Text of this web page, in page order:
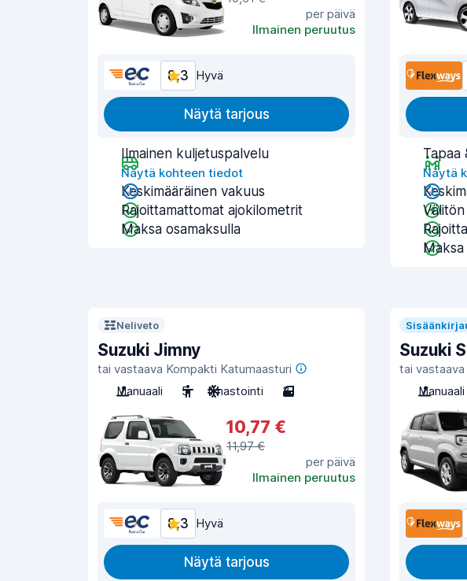
per päivä
Ilmainen peruutus
8,3 Hyvä
Näytä tarjous
Ilmainen kuljetuspalvelu
Näytä kohteen tiedot
Keskimääräinen vakuus
Rajoittamattomat ajokilometrit
Maksa osamaksulla
Tapaa
Näytä
Neliveto
Suzuki Jimny
tai vastaava Kompakti Katumaasturi
Manuaali
5 Ilmastointi 3
10,77 €
11,97 €
per päivä
Ilmainen peruutus
8,3 Hyvä
Näytä tarjous
Suzuki
tai
Manuaali